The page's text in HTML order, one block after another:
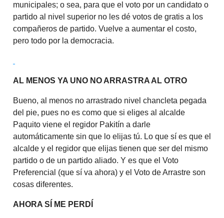
municipales; o sea, para que el voto por un candidato o
partido al nivel superior no les dé votos de gratis a los
compañeros de partido. Vuelve a aumentar el costo,
pero todo por la democracia.
AL MENOS YA UNO NO ARRASTRA AL OTRO
Bueno, al menos no arrastrado nivel chancleta pegada
del pie, pues no es como que si eliges al alcalde
Paquito viene el regidor Pakitín a darle
automáticamente sin que lo elijas tú. Lo que sí es que el
alcalde y el regidor que elijas tienen que ser del mismo
partido o de un partido aliado. Y es que el Voto
Preferencial (que sí va ahora) y el Voto de Arrastre son
cosas diferentes.
AHORA SÍ ME PERDÍ